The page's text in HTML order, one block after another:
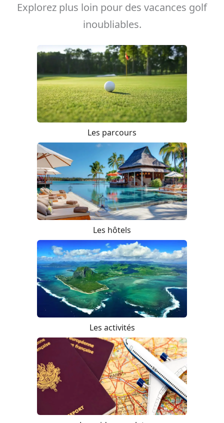
Explorez plus loin pour des vacances golf
inoubliables.
Les parcours
Les hôtels
Les activités